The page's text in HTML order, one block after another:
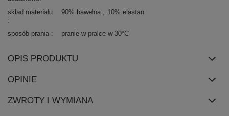
skład materiału 90% bawełna 10% elastan
sposób prania pranie w pralce w 30°C
OPIS PRODUKTU
OPINIE
ZWROTY I WYMIANA